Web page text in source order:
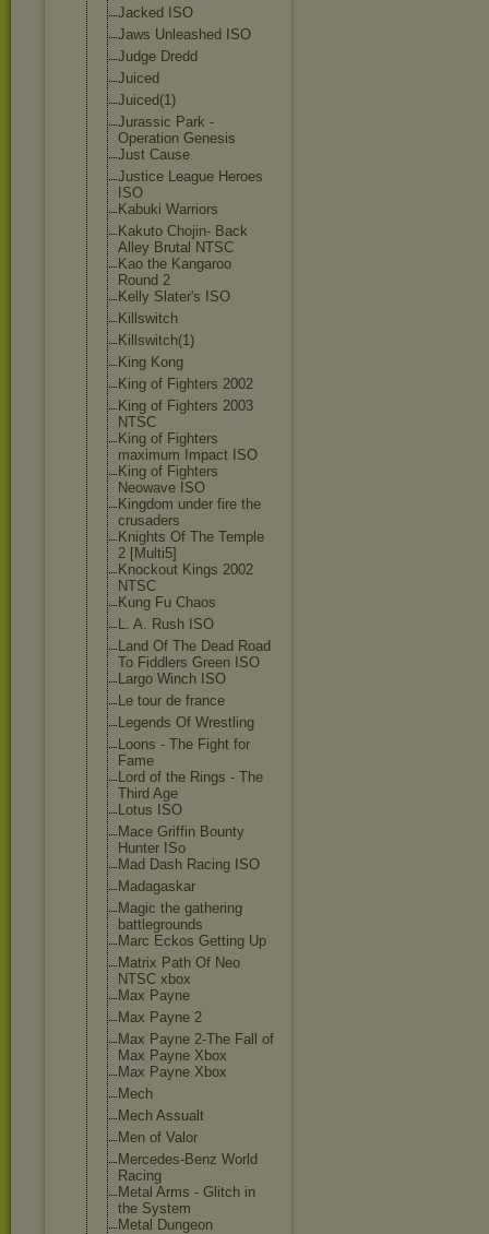
Jacked ISO
Jaws Unleashed ISO
Judge Dredd
Juiced
Juiced(1)
Jurassic Park -
Operation Genesis
Just Cause
Justice League Heroes
ISO
Kabuki Warriors
Kakuto Chojin- Back
Alley Brutal NTSC
Kao the Kangaroo
Round 2
Kelly Slater's ISO
Killswitch
Killswitch(1)
King Kong
King of Fighters 2002
King of Fighters 2003
NTSC
King of Fighters
maximum Impact ISO
King of Fighters
Neowave ISO
Kingdom under fire the
crusaders
Knights Of The Temple
2 [Multi5]
Knockout Kings 2002
NTSC
Kung Fu Chaos
L. A. Rush ISO
Land Of The Dead Road
To Fiddlers Green ISO
Largo Winch ISO
Le tour de france
Legends Of Wrestling
Loons - The Fight for
Fame
Lord of the Rings - The
Third Age
Lotus ISO
Mace Griffin Bounty
Hunter ISo
Mad Dash Racing ISO
Madagaskar
Magic the gathering
battlegrounds
Marc Eckos Getting Up
Matrix Path Of Neo
NTSC xbox
Max Payne
Max Payne 2
Max Payne 2-The Fall of
Max Payne Xbox
Max Payne Xbox
Mech
Mech Assualt
Men of Valor
Mercedes-Benz World
Racing
Metal Arms - Glitch in
the System
Metal Dungeon